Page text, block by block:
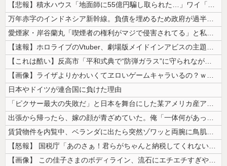
【悲報】積水ハウス「地面師に55億円騙し取られた…」ワイ「会社終わった...
万年赤字のインドネシア新幹線。負債を埋めるため政府が過半数の株式を引き...
愛煙家・岸谷蘭丸「喫煙者の権利がマジで侵害されてる」と私見 「いくら税...
【速報】ホロライブのVtuber、劇場版メイドインアビスの主題歌決定w...
【これは酷い】反高市「平和式典で“防弾ガラス”に守られながらスピーチ。...
【画像】ライザよりかわいくてヱロいゲームキャラいるの？ｗｗｗｗｗ
日本やドイツが連合国に負けた理由
「ピクサー最大の失敗だ」と日本を舞台にした某アメリカ産アニメが話題に、...
出張から帰ったら、嫁の顔が青ざめていた。俺「一体何があったんだ？」嫁「...
賃貸物件を内覧中、ベランダに出たら突然ゾワッと両腕に鳥肌が出た。「やっ...
【怒報】 国税庁「あのさぁ！君らがちゃんと納税してくれないとこうなっち...
【画像】 この佳子さまのボディライン、流石にエチエチすぎやろ！